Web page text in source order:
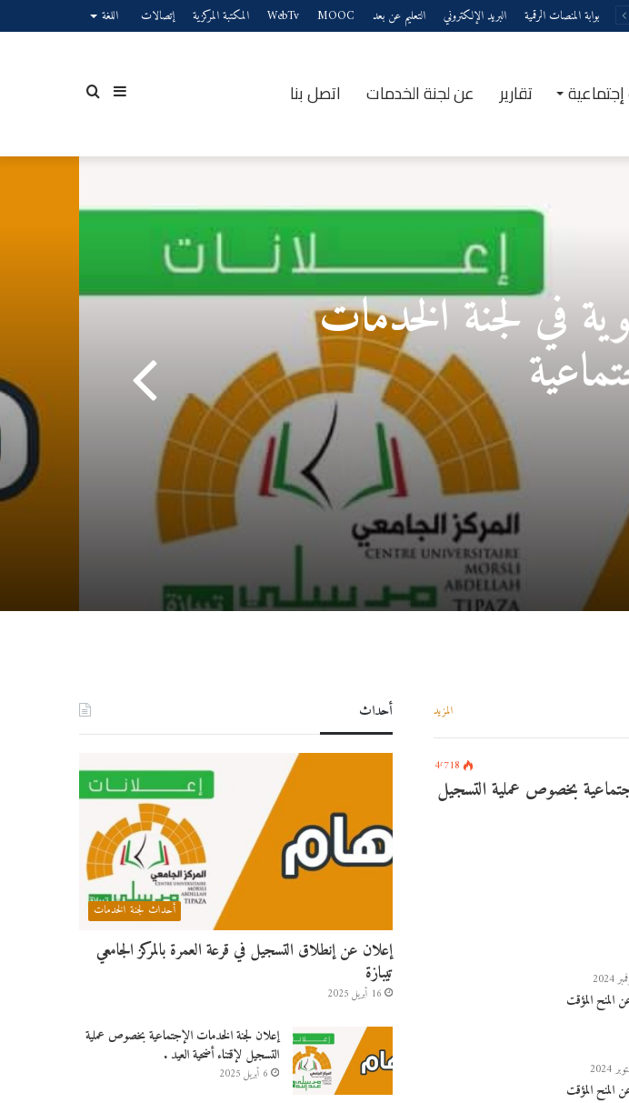
بوابة المنصات الرقمية البريد الإلكتروني التعليم عن بعد MOOC
WebTv المكتبة المركزية إتصالات اللغة
تقارير عن لجنة الخدمات اتصل بنا بحث
عن
إضافة
عمود
في لجنة الخدمات
المزيد
4٬718
بخصوص عملية التسجيل
المنح المؤقت
المنح المؤقت
أحداث
أحداث لجنة الخدمات
إعلان عن إنطلاق التسجيل في قرعة العمرة بالمركز الجامعي
تيبازة
16 أبريل 2025
إعلان لجنة الخدمات الإجتماعية بخصوص عملية
التسجيل لإقتناء أضحية العيد .
6 أبريل 2025